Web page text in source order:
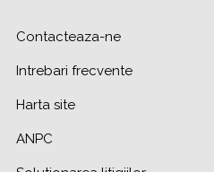
Contacteaza-ne
Intrebari frecvente
Harta site
ANPC